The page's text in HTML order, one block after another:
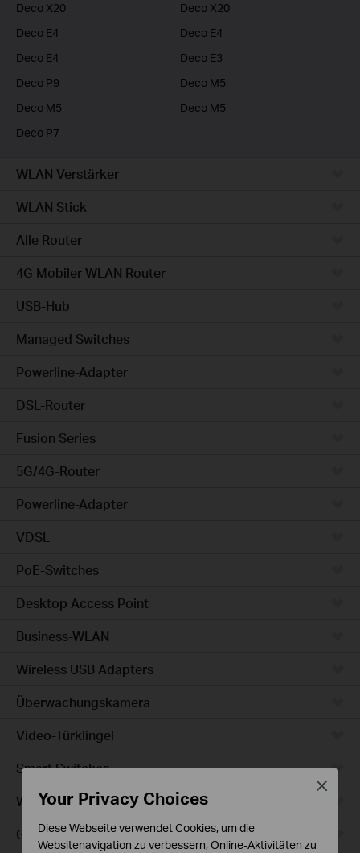
Deco X20
Deco X20
Deco E4
Deco E4
Deco E4
Deco E3
Deco P9
Deco M5
Deco M5
Deco M5
Deco P7
WLAN Verstärker
WLAN Stick
Alle Router
4G Mobiler WLAN Router
USB-Hub
Managed Switches
Powerline-Adapter
DSL-Router
Fusion Series
5G/4G-Router
Powerline-Adapter
VDSL
PoE-Switches
Desktop Access Point
Business-WLAN
Wireless USB Adapters
Überwachungskamera
Video-Türklingel
Smart Switches
WLAN-Steckdosen
Glühbirne & LED-Streifen
Your Privacy Choices
Diese Webseite verwendet Cookies, um die
Websitenavigation zu verbessern, Online-Aktivitäten zu
Close